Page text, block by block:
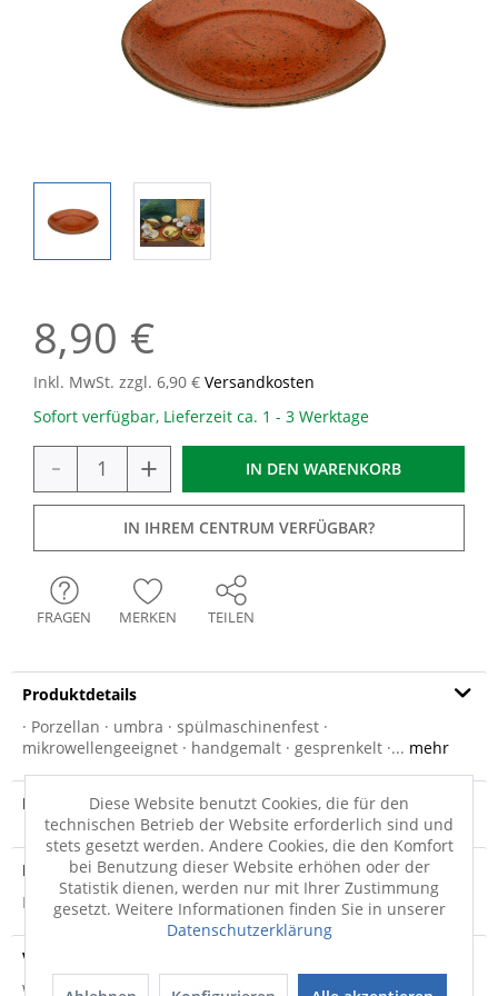
8,90 €
Inkl. MwSt. zzgl. 6,90 € Versandkosten
Sofort verfügbar, Lieferzeit ca. 1 - 3 Werktage
- + IN DEN WARENKORB
IN IHREM CENTRUM VERFÜGBAR?
FRAGEN MERKEN TEILEN
Produktdetails
· Porzellan · umbra · spülmaschinenfest ·
mikrowellengeeignet · handgemalt · gesprenkelt ·... mehr
Produktvideo
Produktsicherheit
Produktsicherheit
Versandinfo
Weitere Informationen zum Versand...
Diese Website benutzt Cookies, die für den
technischen Betrieb der Website erforderlich sind und
stets gesetzt werden. Andere Cookies, die den Komfort
bei Benutzung dieser Website erhöhen oder der
Statistik dienen, werden nur mit Ihrer Zustimmung
gesetzt. Weitere Informationen finden Sie in unserer
Datenschutzerklärung